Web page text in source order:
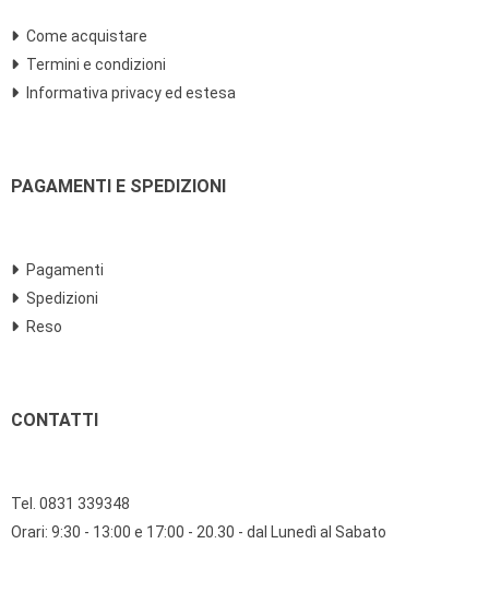
Come acquistare
Termini e condizioni
Informativa privacy ed estesa
PAGAMENTI E SPEDIZIONI
Pagamenti
Spedizioni
Reso
CONTATTI
Tel. 0831 339348
Orari: 9:30 - 13:00 e 17:00 - 20.30 - dal Lunedì al Sabato